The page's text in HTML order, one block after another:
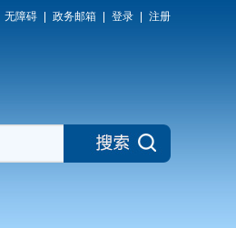
无障碍 政务邮箱 登录 注册